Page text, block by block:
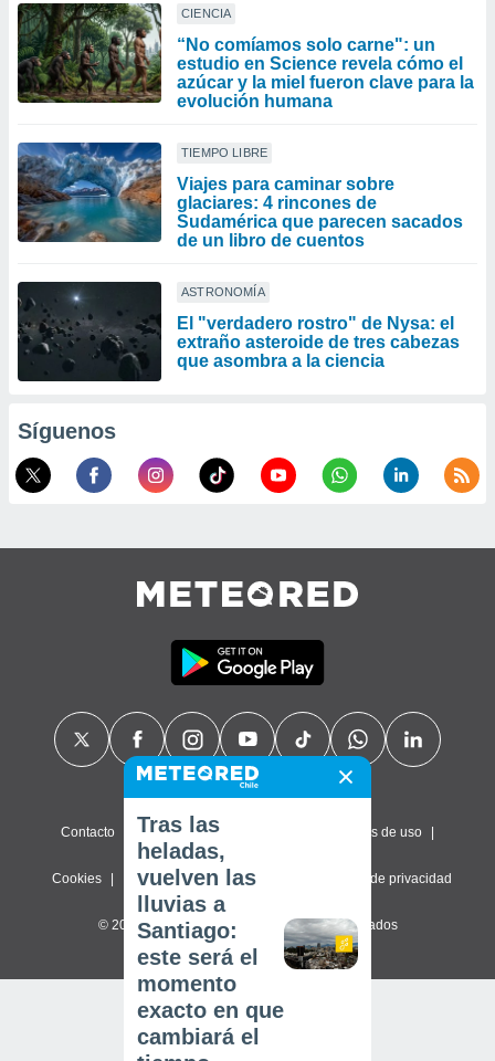
CIENCIA
“No comíamos solo carne": un
estudio en Science revela cómo el
azúcar y la miel fueron clave para la
evolución humana
TIEMPO LIBRE
Viajes para caminar sobre
glaciares: 4 rincones de
Sudamérica que parecen sacados
de un libro de cuentos
ASTRONOMÍA
El "verdadero rostro" de Nysa: el
extraño asteroide de tres cabezas
que asombra a la ciencia
Síguenos
Contacto Sobre nosotros Términos de uso
Cookies Política de privacidad Configuración de privacidad
© 2026 Meteored. Todos los derechos reservados
Tras las
heladas,
vuelven las
lluvias a
Santiago:
este será el
momento
exacto en que
cambiará el